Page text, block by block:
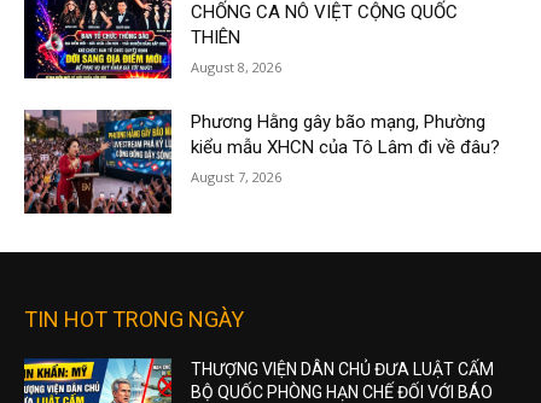
CHỐNG CA NÔ VIỆT CỘNG QUỐC
THIÊN
August 8, 2026
Phương Hằng gây bão mạng, Phường
kiểu mẫu XHCN của Tô Lâm đi về đâu?
August 7, 2026
TIN HOT TRONG NGÀY
THƯỢNG VIỆN DÂN CHỦ ĐƯA LUẬT CẤM
BỘ QUỐC PHÒNG HẠN CHẾ ĐỐI VỚI BÁO